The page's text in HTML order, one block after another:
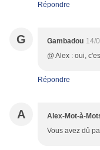
Répondre
G Gambadou 14/
@ Alex : oui,
Répondre
A Alex-Mot-à-
Vous avez dû